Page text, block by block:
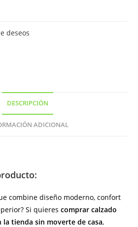
deseos
DESCRIPCIÓN
ADICIONAL
combine diseño moderno, confort
Si quierescomprar calzado
la tienda sin moverte de casa,